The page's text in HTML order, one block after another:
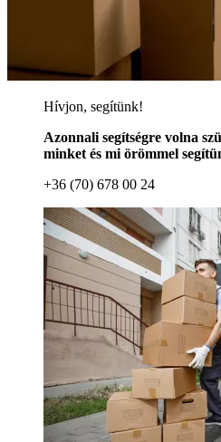
Hívjon, segítünk!
Azonnali segítségre volna
minket és mi örömmel
+36 (70) 678 00 24